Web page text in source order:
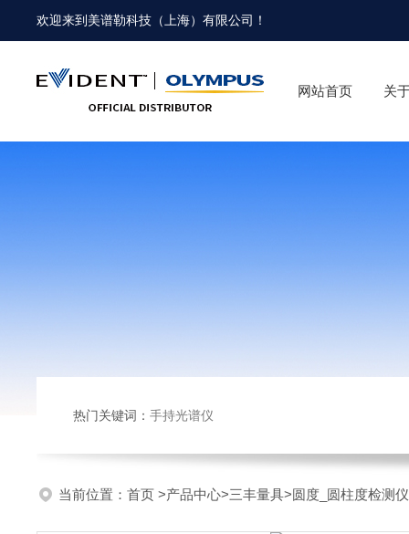
欢迎来到 美谱勒科技（上海）有限公司 ！
网站首页 关
热门关键词： 手持光谱仪
当前位置： 首页 >产品中心>三丰量具>圆度_圆柱度检测仪